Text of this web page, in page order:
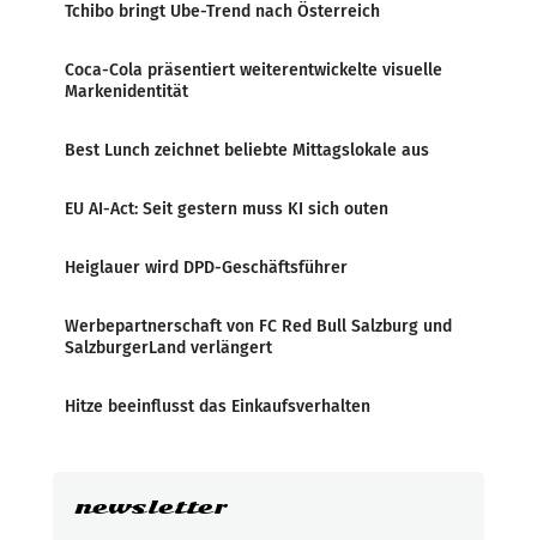
Tchibo bringt Ube-Trend nach Österreich
Coca-Cola präsentiert weiterentwickelte visuelle
Markenidentität
Best Lunch zeichnet beliebte Mittagslokale aus
EU AI-Act: Seit gestern muss KI sich outen
Heiglauer wird DPD-Geschäftsführer
Werbepartnerschaft von FC Red Bull Salzburg und
SalzburgerLand verlängert
Hitze beeinflusst das Einkaufsverhalten
newsletter